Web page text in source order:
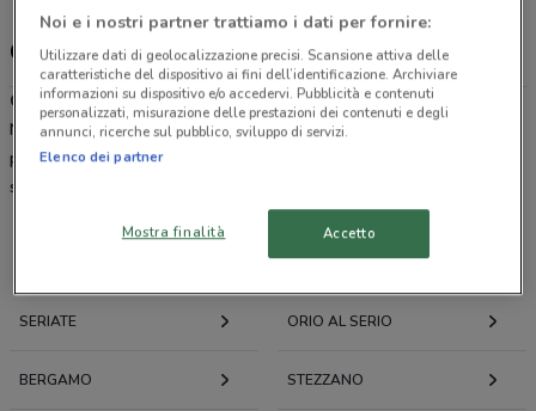
Cliffi, offerte e negozi
Cliffiè una catena di animali facente parte del gruppo CHEMI-VIT.
Nasce nel 1972, da allora si impegna a offrire alimenti e prodotti
per piccoli animali da compagnia, mirando sempre ai più alti
standard qualitativi.
Offerte volantini e cataloghi per città nelle vicinanze
SERIATE ORIO AL SERIO
BERGAMO STEZZANO
Noi e i nostri partner trattiamo i dati per fornire:
Utilizzare dati di geolocalizzazione precisi. Scansione attiva delle
caratteristiche del dispositivo ai fini dell’identificazione. Archiviare
informazioni su dispositivo e/o accedervi. Pubblicità e contenuti
personalizzati, misurazione delle prestazioni dei contenuti e degli
annunci, ricerche sul pubblico, sviluppo di servizi.
Elenco dei partner
Mostra finalità Accetto